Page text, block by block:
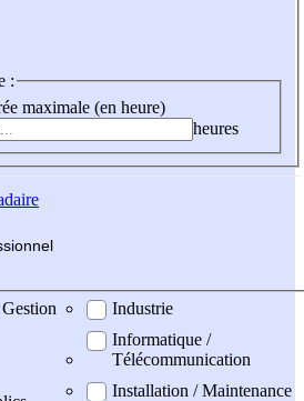
:
maximale (en heure)
heures
Industrie
Informatique /
Télécommunication
Installation / Maintenance